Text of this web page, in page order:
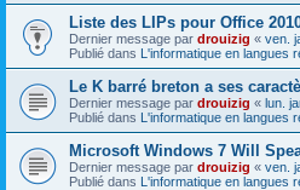
Liste des LIPs pour Office
Dernier message par drouizig « ven.
Publié dans L'informatique en langues
Le K barré breton a ses
Dernier message par drouizig « lun.
Publié dans L'informatique en langues
Microsoft Windows 7 Will
Dernier message par drouizig « ven.
Publié dans L'informatique en langues